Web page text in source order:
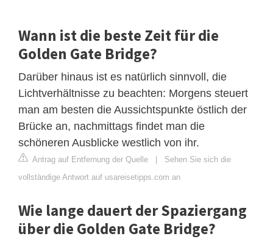
Wann ist die beste Zeit für die
Golden Gate Bridge?
Darüber hinaus ist es natürlich sinnvoll, die
Lichtverhältnisse zu beachten: Morgens steuert
man am besten die Aussichtspunkte östlich der
Brücke an, nachmittags findet man die
schöneren Ausblicke westlich von ihr.
Antrag auf Entfernung der Quelle | Sehen Sie sich die
vollständige Antwort auf usareisetipps.com an
Wie lange dauert der Spaziergang
über die Golden Gate Bridge?